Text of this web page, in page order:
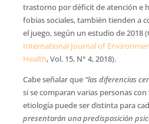
trastorno por déficit de atención e
fobias sociales, también tienden a
el juego, según un estudio de 2018
International Journal of
Health, Vol. 15, N° 4, 2018).
Cabe señalar que “las diferencias
si se comparan varias personas
etiología puede ser distinta para
presentarán una predisposición